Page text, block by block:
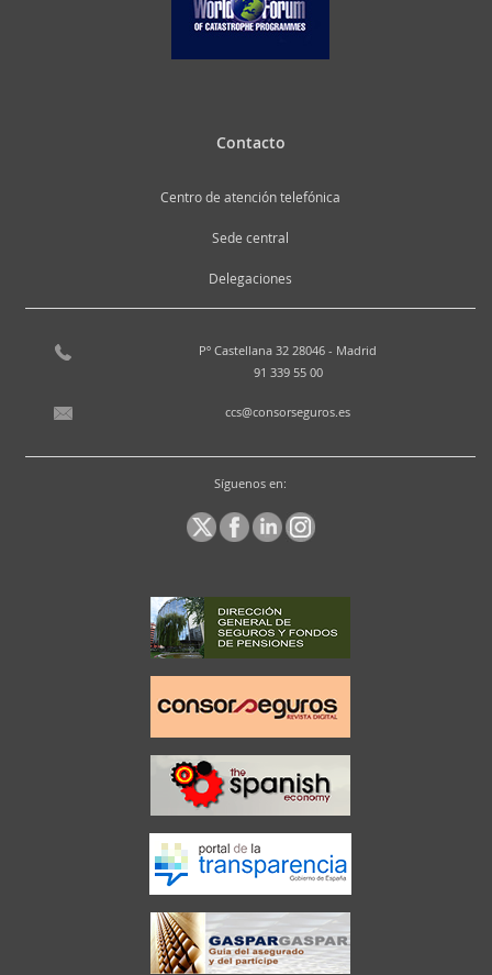
Contacto
Centro de atención telefónica
Sede central
Delegaciones
Pº Castellana 32 28046 - Madrid
91 339 55 00
ccs@consorseguros.es
Síguenos en: